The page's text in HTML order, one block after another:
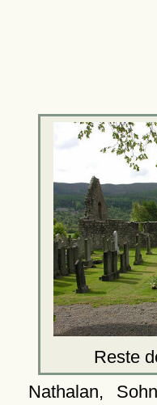
Reste
Nathalan,